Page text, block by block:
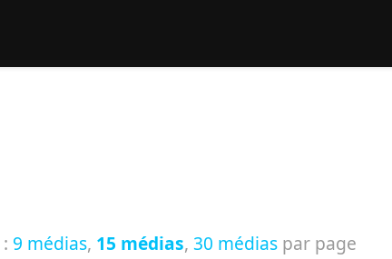
: 9 médias, 15 médias, 30 médias par page